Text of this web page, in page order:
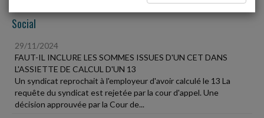
Social
29/11/2024
FAUT-IL INCLURE LES SOMMES ISSUES D'UN CET DANS
L'ASSIETTE DE CALCUL D'UN 13
Un syndicat reprochait à l'employeur d'avoir calculé le 13 La
requête du syndicat est rejetée par la cour d'appel. Une
décision approuvée par la Cour de...